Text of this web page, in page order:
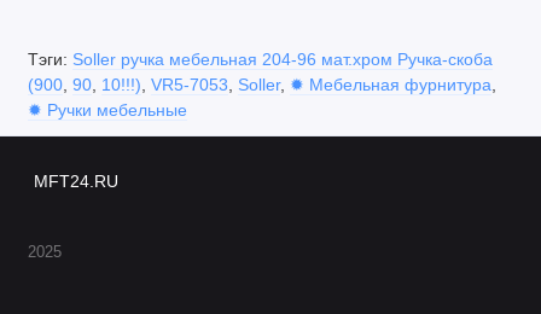
Тэги: Soller ручка мебельная 204-96 мат.хром Ручка-скоба
(900, 90, 10!!!) VR5-7053 Soller, ✹ Мебельная фурнитура
✹ Ручки мебельные
MFT24.RU
2025